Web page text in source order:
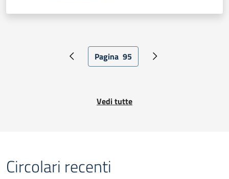
Pagina precedentePagina attuale
Pagina 95 Pagina successiva
Vedi tutte
Circolari recenti